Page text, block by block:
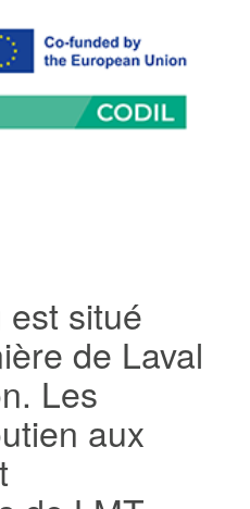
situé
de Laval
Les
aux